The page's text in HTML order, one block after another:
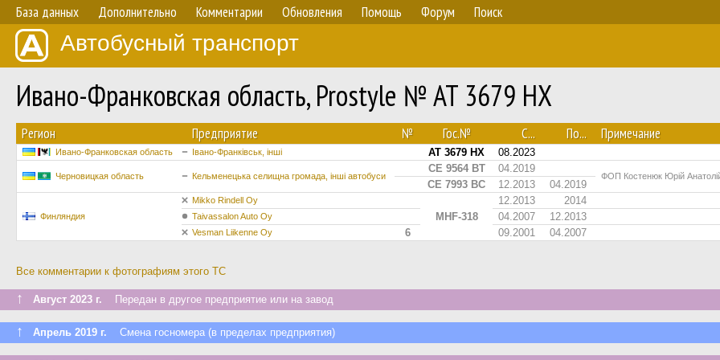
База данных Дополнительно Комментарии Обновления Помощь Форум Поиск
Автобусный транспорт
Ивано-Франковская область, Prostyle № AT 3679 HX
Регион Предприятие № Гос.№ С... По... Примечание
Ивано-Франковская область Івано-Франківськ, інші AT 3679 HX 08.2023
Черновицкая область Кельменецька селищна громада, інші автобуси
CE 9564 BT 04.2019
ФОП Костенюк Юрій
CE 7993 BC 12.2013 04.2019
Финляндия
Mikko Rindell Oy
MHF-318
12.2013 2014
Taivassalon Auto Oy 04.2007 12.2013
Vesman Liikenne Oy 6 09.2001 04.2007
Все комментарии к фотографиям этого ТС
↑ Август 2023 г. Передан в другое предприятие или на завод
↑ Апрель 2019 г. Смена госномера (в пределах предприятия)